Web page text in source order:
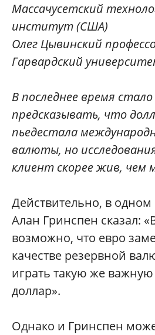
Массачусетский
институт (США)
Олег Цывинский
Гарвардский
В последнее время
предсказывать, что
пьедестала
валюты, но
клиент скорее жив, чем
Действительно, в
Алан Гринспен сказал:
возможно, что евро
качестве резервной
играть такую же важную
доллар».
Однако и Гринспен